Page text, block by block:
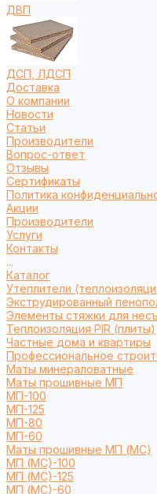
ДВП
ДСП, ЛДСП
Доставка
О компании
Новости
Статьи
Производители
Вопрос-ответ
Отзывы
Сертификаты
Политика
Акции
Производители
Услуги
Контакты
...
Каталог
Утеплители
Экструдированный
Элементы стяжки для
Теплоизоляция PIR (плиты)
Частные дома и квартиры
Профессиональное
Маты минераловатные
Маты прошивные МП
МП-100
МП-125
МП-80
МП-60
Маты прошивные МП (МС)
МП (МС)-100
МП (МС)-125
МП (МС)-60